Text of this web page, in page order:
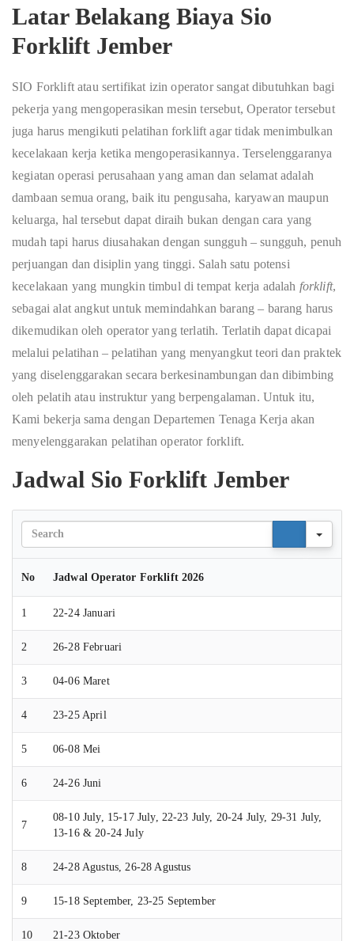
Latar Belakang Biaya Sio
Forklift Jember
SIO Forklift atau sertifikat izin operator sangat dibutuhkan bagi
pekerja yang mengoperasikan mesin tersebut, Operator tersebut
juga harus mengikuti pelatihan forklift agar tidak menimbulkan
kecelakaan kerja ketika mengoperasikannya. Terselenggaranya
kegiatan operasi perusahaan yang aman dan selamat adalah
dambaan semua orang, baik itu pengusaha, karyawan maupun
keluarga, hal tersebut dapat diraih bukan dengan cara yang
mudah tapi harus diusahakan dengan sungguh – sungguh, penuh
perjuangan dan disiplin yang tinggi. Salah satu potensi
kecelakaan yang mungkin timbul di tempat kerja adalah forklift,
sebagai alat angkut untuk memindahkan barang – barang harus
dikemudikan oleh operator yang terlatih. Terlatih dapat dicapai
melalui pelatihan – pelatihan yang menyangkut teori dan praktek
yang diselenggarakan secara berkesinambungan dan dibimbing
oleh pelatih atau instruktur yang berpengalaman. Untuk itu,
Kami bekerja sama dengan Departemen Tenaga Kerja akan
menyelenggarakan pelatihan operator forklift.
Jadwal Sio Forklift Jember
No Jadwal Operator Forklift 2026
1 22-24 Januari
2 26-28 Februari
3 04-06 Maret
4 23-25 April
5 06-08 Mei
6 24-26 Juni
7
08-10 July, 15-17 July, 22-23 July, 20-24 July, 29-31 July,
13-16 & 20-24 July
8 24-28 Agustus, 26-28 Agustus
9 15-18 September, 23-25 September
10 21-23 Oktober